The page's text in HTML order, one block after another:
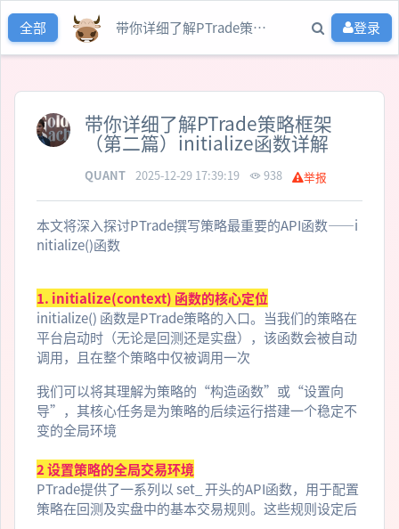
全部 带你详细了解PTrade策略框架（第二篇）initialize函数详解 登录
带你详细了解PTrade策略框架
（第二篇）initialize函数详解
QUANT 2025-12-29 17:39:19 938 举报
本文将深入探讨PTrade撰写策略最重要的API函数——i
nitialize()函数
1. initialize(context) 函数的核心定位
initialize() 函数是PTrade策略的入口。当我们的策略在
平台启动时（无论是回测还是实盘），该函数会被自动
调用，且在整个策略中仅被调用一次
我们可以将其理解为策略的“构造函数”或“设置向
导”，其核心任务是为策略的后续运行搭建一个稳定不
变的全局环境
2 设置策略的全局交易环境
PTrade提供了一系列以 set_ 开头的API函数，用于配置
策略在回测及实盘中的基本交易规则。这些规则设定后